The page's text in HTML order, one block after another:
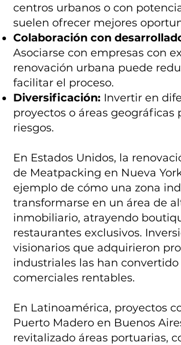
centros urbanos o con
suelen ofrecer mejores
Colaboración con
Asociarse con empresas con
renovación urbana puede
facilitar el proceso.
Diversificación: Invertir en
proyectos o áreas geográficas
riesgos.
En Estados Unidos, la
de Meatpacking en Nueva
ejemplo de cómo una zona
transformarse en un área de
inmobiliario, atrayendo
restaurantes exclusivos.
visionarios que adquirieron
industriales las han convertido
comerciales rentables.
En Latinoamérica, proyectos
Puerto Madero en Buenos
revitalizado áreas portuarias,